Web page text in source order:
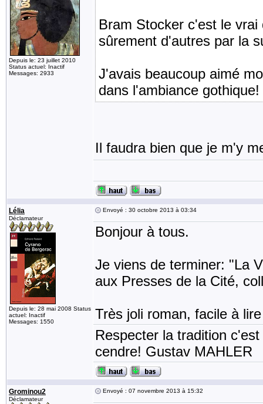
Depuis le: 23 juillet 2010
Status actuel: Inactif
Messages: 2933
Bram Stocker c'est le
sûrement d'autres par la
J'avais beaucoup aimé
dans l'ambiance gothique!
Il faudra bien que je m'y
Lélia
Déclamateur
Depuis le: 28 mai 2008 Status
actuel: Inactif
Messages: 1550
Envoyé : 30 octobre 2013 à 03:34
Bonjour à tous.
Je viens de terminer: "La
aux Presses de la Cité,
Très joli roman, facile à
Respecter la tradition
cendre! Gustav MAHLER
Grominou2
Déclamateur
Envoyé : 07 novembre 2013 à 15:32